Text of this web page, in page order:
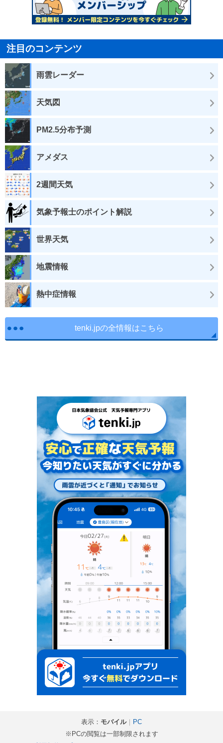
注目のコンテンツ
雨雲レーダー
天気図
PM2.5分布予測
アメダス
2週間天気
気象予報士のポイント解説
世界天気
地震情報
熱中症情報
tenki.jpの全情報はこちら
表示： モバイル｜
PC
※PCの閲覧は一部制限されます